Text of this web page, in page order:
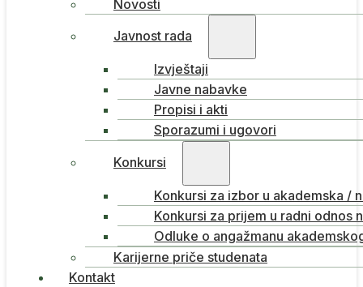
Novosti
Javnost rada
Izvještaji
Javne nabavke
Propisi i akti
Sporazumi i ugovori
Konkursi
Konkursi za izbor u akademska /
Konkursi za prijem u radni odnos
Odluke o angažmanu
Karijerne priče studenata
Kontakt